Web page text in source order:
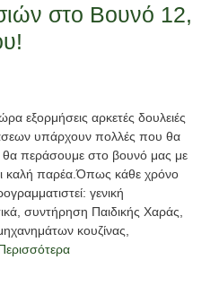
στο Βουνό 12,
εξορμήσεις αρκετές δουλειές
υπάρχουν πολλές που θα
θα περάσουμε στο βουνό μας με
καλή παρέα.Όπως κάθε χρόνο
γενική
συντήρηση Παιδικής Χαράς,
κουζίνας,